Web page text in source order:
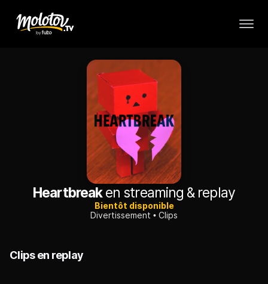
Heartbreaken streaming & replay
Bientôt disponible
Divertissement
Clips
Clips en replay